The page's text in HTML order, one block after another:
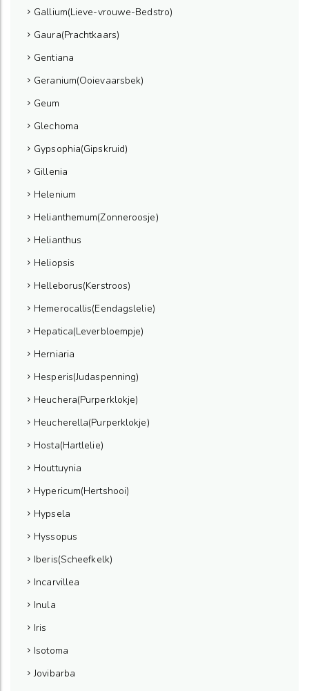
Gallium(Lieve-vrouwe-Bedstro)
Gaura(Prachtkaars)
Gentiana
Geranium(Ooievaarsbek)
Geum
Glechoma
Gypsophia(Gipskruid)
Gillenia
Helenium
Helianthemum(Zonneroosje)
Helianthus
Heliopsis
Helleborus(Kerstroos)
Hemerocallis(Eendagslelie)
Hepatica(Leverbloempje)
Herniaria
Hesperis(Judaspenning)
Heuchera(Purperklokje)
Heucherella(Purperklokje)
Hosta(Hartlelie)
Houttuynia
Hypericum(Hertshooi)
Hypsela
Hyssopus
Iberis(Scheefkelk)
Incarvillea
Inula
Iris
Isotoma
Jovibarba